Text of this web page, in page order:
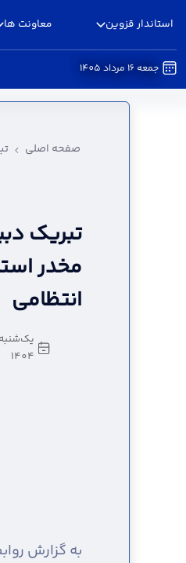
استاندار قزوین معاونت ها
جمعه 16 مرداد 1405
تبریک دبیر شورای
صفحه اصلی
تبریک
مخدر
انتظامی
1404
به گزارش